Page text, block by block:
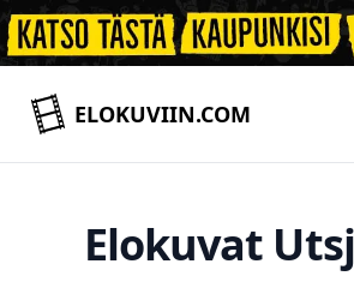
ELOKUVIIN.COM
Elokuvat